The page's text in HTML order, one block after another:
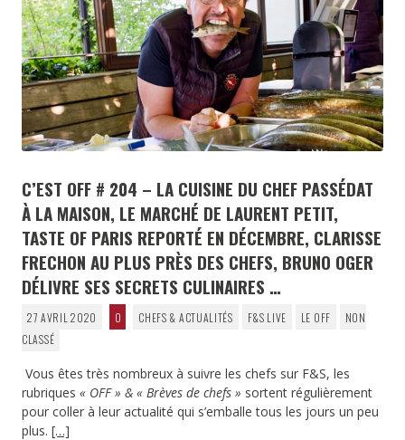
C’EST OFF # 204 – LA CUISINE DU CHEF PASSÉDAT
À LA MAISON, LE MARCHÉ DE LAURENT PETIT,
TASTE OF PARIS REPORTÉ EN DÉCEMBRE, CLARISSE
FRECHON AU PLUS PRÈS DES CHEFS, BRUNO OGER
DÉLIVRE SES SECRETS CULINAIRES …
27 AVRIL 2020 0 CHEFS & ACTUALITÉS F&S LIVE LE OFF
NON
CLASSÉ
Vous êtes très nombreux à suivre les chefs sur F&S, les
rubriques « OFF » & « Brèves de chefs » sortent régulièrement
pour coller à leur actualité qui s’emballe tous les jours un peu
plus. […]